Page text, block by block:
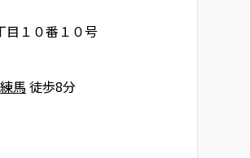
目１０番１０号
練馬 徒歩8分